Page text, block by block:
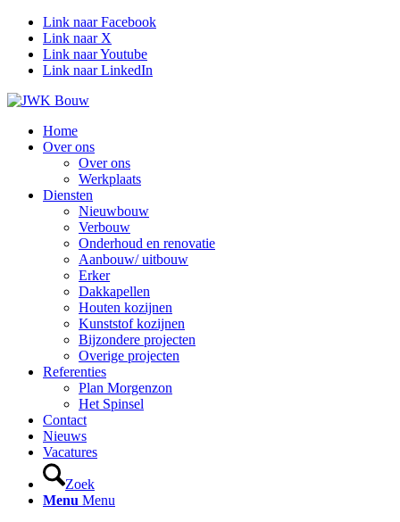
Link naar Facebook
Link naar X
Link naar Youtube
Link naar LinkedIn
Home
Over ons
Over ons
Werkplaats
Diensten
Nieuwbouw
Verbouw
Onderhoud en renovatie
Aanbouw/ uitbouw
Erker
Dakkapellen
Houten kozijnen
Kunststof kozijnen
Bijzondere projecten
Overige projecten
Referenties
Plan Morgenzon
Het Spinsel
Contact
Nieuws
Vacatures
Zoek
Menu Menu